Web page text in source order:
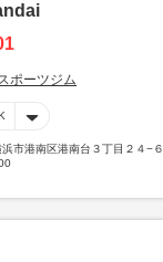
ポーツジム
市港南区港南台３丁目２４−６